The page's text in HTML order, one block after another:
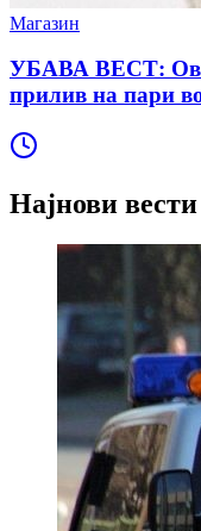
Магазин
УБАВА ВЕСТ:
прилив на пари
Најнови вести